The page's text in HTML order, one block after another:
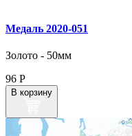
Медаль 2020‑051
Золото - 50мм
96 Р
В корзину